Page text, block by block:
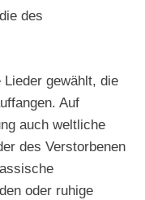
des
gewählt, die
Auf
auch weltliche
des Verstorbenen
oder ruhige